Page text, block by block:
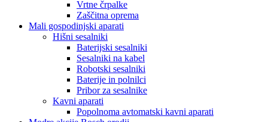
Vrtne črpalke
Zaščitna oprema
Mali gospodinjski aparati
Hišni sesalniki
Baterijski sesalniki
Sesalniki na kabel
Robotski sesalniki
Baterije in polnilci
Pribor za sesalnike
Kavni aparati
Popolnoma avtomatski kavni aparati